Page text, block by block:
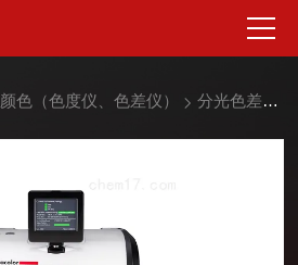
颜色（色度仪、色差仪） 分光色差仪